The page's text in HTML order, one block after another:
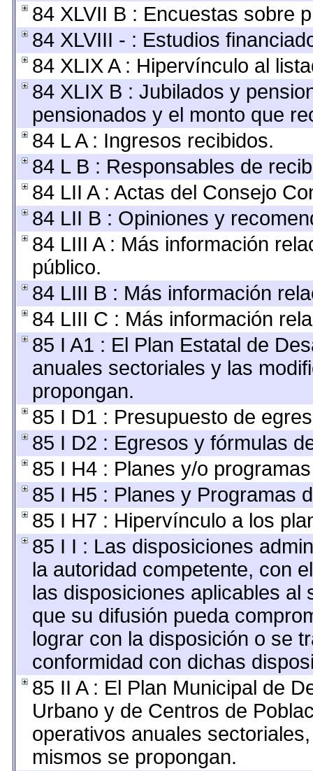
84 XLVII B : Encuestas sobre
84 XLVIII - : Estudios
84 XLIX A : Hipervínculo al
84 XLIX B : Jubilados y
pensionados y el monto que
84 L A : Ingresos recibidos.
84 L B : Responsables de
84 LII A : Actas del Consejo
84 LII B : Opiniones y
84 LIII A : Más información
público.
84 LIII B : Más información
84 LIII C : Más información
85 I A1 : El Plan Estatal de
anuales sectoriales y las
propongan.
85 I D1 : Presupuesto de
85 I D2 : Egresos y fórmulas
85 I H4 : Planes y/o
85 I H5 : Planes y Programas
85 I H7 : Hipervínculo a los
85 I I : Las disposiciones
la autoridad competente, con
las disposiciones aplicables al
que su difusión pueda
lograr con la disposición o se
conformidad con dichas
85 II A : El Plan Municipal de
Urbano y de Centros de
operativos anuales
mismos se propongan.